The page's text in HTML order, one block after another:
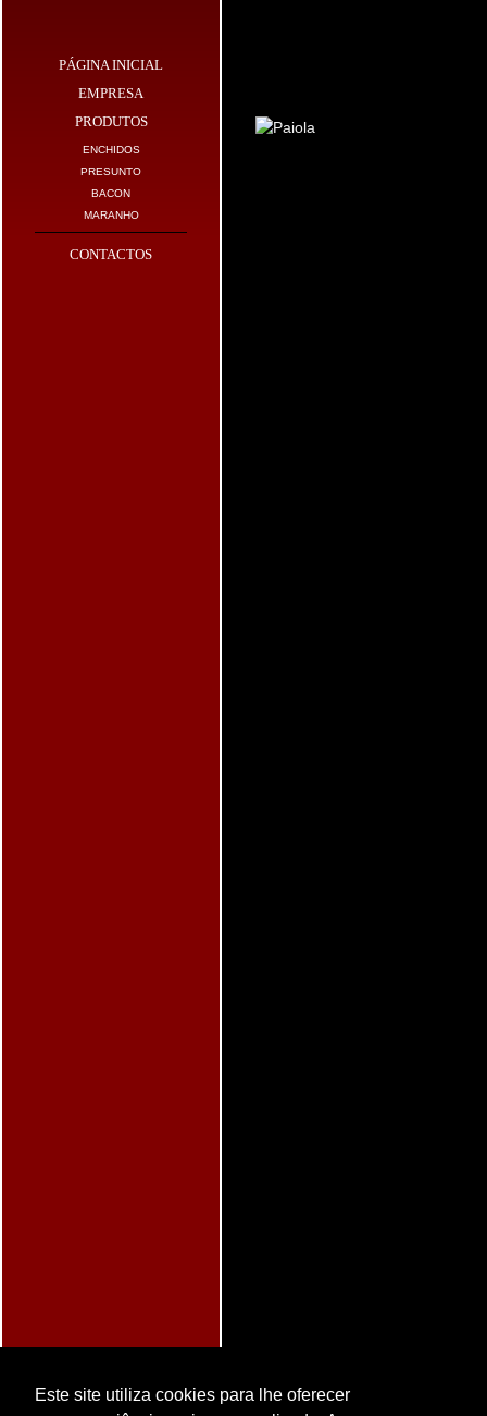
Este site utiliza cookies para lhe oferecer
PÁGINA INICIAL
EMPRESA
PRODUTOS
ENCHIDOS
PRESUNTO
BACON
MARANHO
CONTACTOS